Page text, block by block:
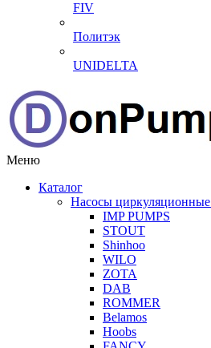
FIV
Политэк
UNIDELTA
Меню
Каталог
Насосы циркуляционные
IMP PUMPS
STOUT
Shinhoo
WILO
ZOTA
DAB
ROMMER
Belamos
Hoobs